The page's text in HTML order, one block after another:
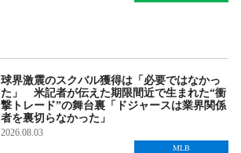
球界激震のスクバル獲得は「必要ではなかっ
た」 米記者が伝えた期限間近で生まれた“衝
撃トレード”の舞台裏「ドジャースは業界関係
者を裏切らなかった」
2026.08.03
MLB